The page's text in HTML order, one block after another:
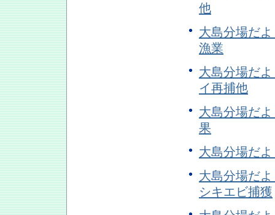
他
大島分場だ
漁業
大島分場だ
イ再捕他
大島分場だ
果
大島分場だ
大島分場だ
シキエビ捕獲